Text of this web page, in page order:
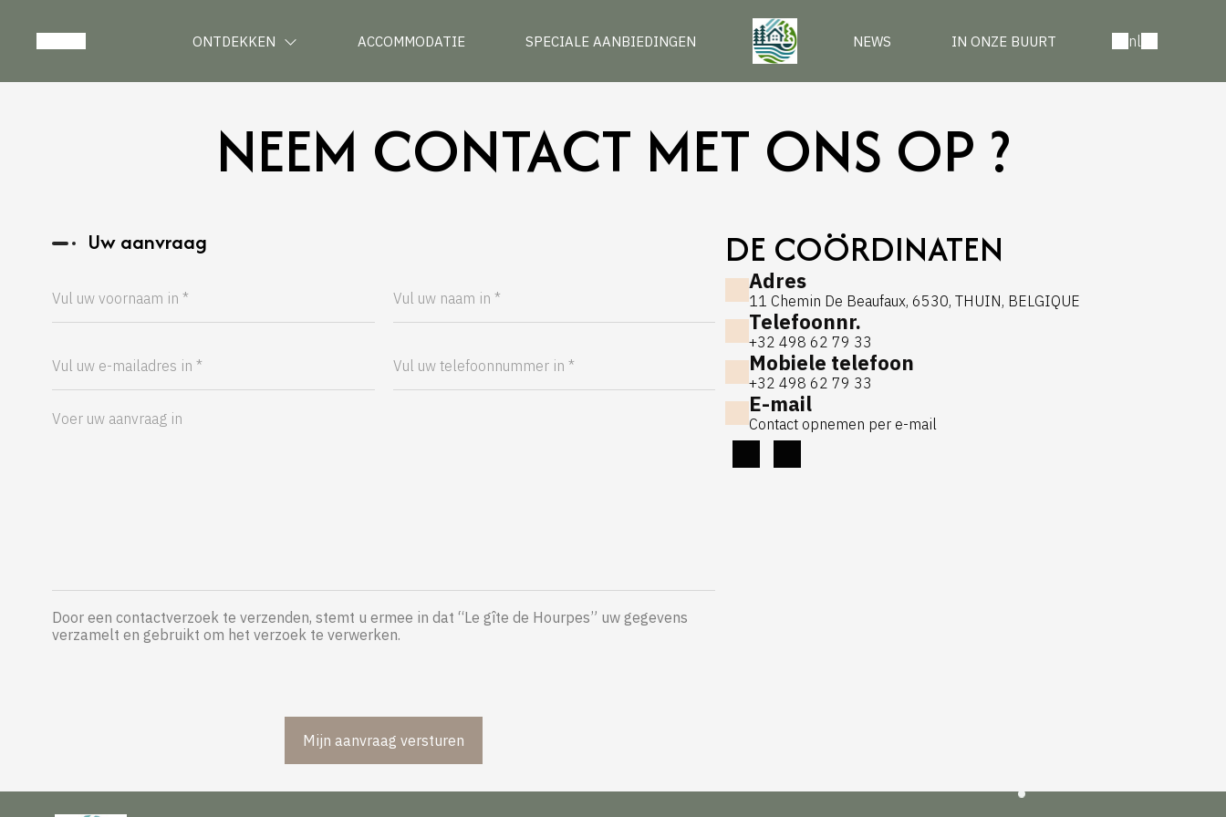
ONTDEKKEN ACCOMMODATIE SPECIALE AANBIEDINGEN NEWS IN ONZE BUURT nl
NEEM CONTACT MET ONS OP ?
DE COÖRDINATEN
Adres
11 Chemin De Beaufaux, 6530, THUIN, BELGIQUE
Telefoonnr.
+32 498 62 79 33
Mobiele telefoon
+32 498 62 79 33
E-mail
Contact opnemen per e-mail
Uw aanvraag
Door een contactverzoek te verzenden, stemt u ermee in dat “Le gîte de Hourpes” uw gegevens
verzamelt en gebruikt om het verzoek te verwerken.